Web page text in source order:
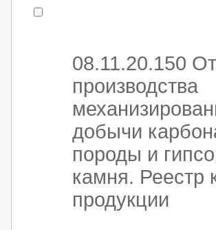
08.11.20.150
производства
добычи
породы и
камня. Реестр
продукции